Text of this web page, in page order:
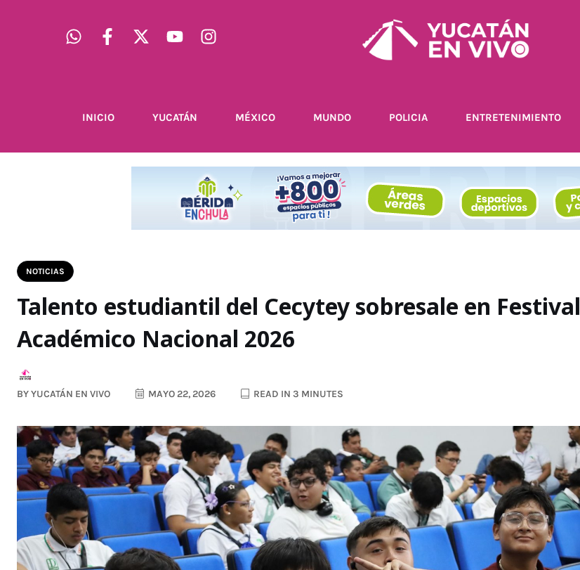
INICIO YUCATÁN MÉXICO MUNDO POLICIA ENTRETENIMIENTO
NOTICIAS
Talento estudiantil del Cecytey sobresale en Festival
Académico Nacional 2026
BYYUCATÁN EN VIVO MAYO 22, 2026 READ IN 3 MINUTES